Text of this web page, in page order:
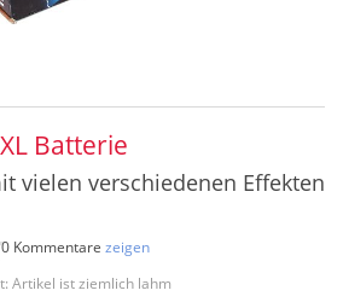
Batterie
vielen verschiedenen Effekten
Artikel ist ziemlich lahm
0 Kommentare zeigen